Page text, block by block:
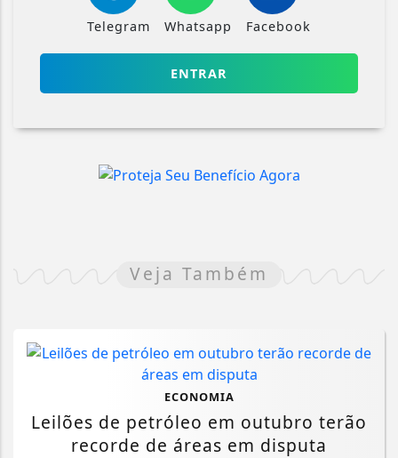
Telegram Whatsapp Facebook
ENTRAR
Veja Também
ECONOMIA
Leilões de petróleo em outubro terão
recorde de áreas em disputa